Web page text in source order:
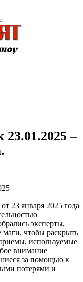
23.01.2025 –
23 января 2025 года
эксперты,
чтобы раскрыть
используемые
внимание
за помощью к
потерями и